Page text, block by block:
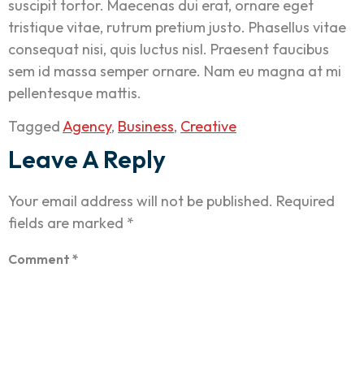
suscipit tortor. Maecenas dui erat, ornare eget
tristique vitae, rutrum pretium justo. Phasellus vitae
consequat nisi, quis luctus nisl. Praesent faucibus
sem id massa semper ornare. Nam eu magna at mi
pellentesque mattis.
TaggedAgency, Business, Creative
Leave A Reply
Your email address will not be published. Required
fields are marked *
Comment *